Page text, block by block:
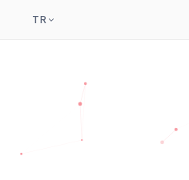
TR